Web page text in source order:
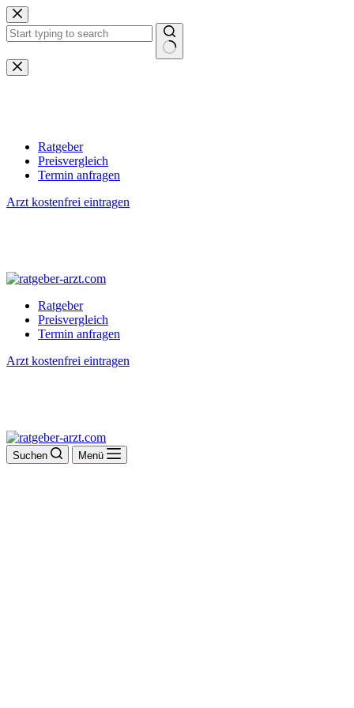
Zum
Inhalt
springen
Keine
Ergebnisse
Ratgeber
Preisvergleich
Termin anfragen
Arzt kostenfrei eintragen
Ratgeber
Preisvergleich
Termin anfragen
Arzt kostenfrei eintragen
Suchen Menü